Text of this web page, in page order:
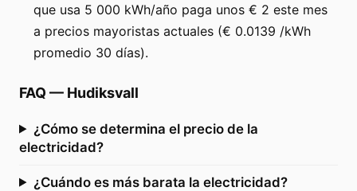
que usa 5 000 kWh/año paga unos € 2 este mes
a precios mayoristas actuales (€ 0.0139 /kWh
promedio 30 días).
FAQ — Hudiksvall
¿Cómo se determina el precio de la
electricidad?
¿Cuándo es más barata la electricidad?